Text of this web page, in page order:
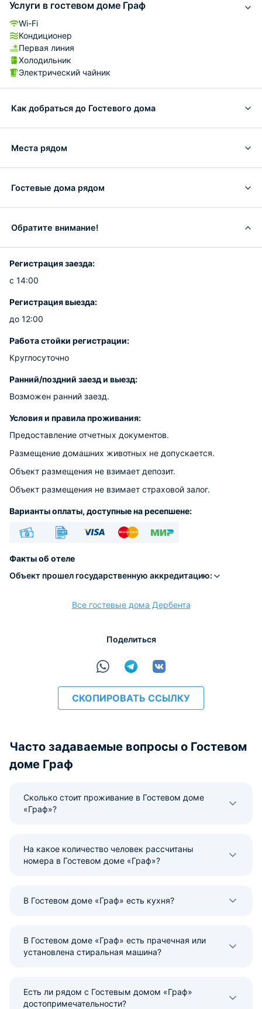
Услуги в гостевом доме Граф
Wi-Fi
Кондиционер
Первая линия
Холодильник
Электрический чайник
Как добраться до Гостевого дома
Места рядом
Гостевые дома рядом
Обратите внимание!
Регистрация заезда:
с 14:00
Регистрация выезда:
до 12:00
Работа стойки регистрации:
Круглосуточно
Ранний/поздний заезд и выезд:
Возможен ранний заезд.
Условия и правила проживания:
Предоставление отчетных документов.
Размещение домашних животных не допускается.
Объект размещения не взимает депозит.
Объект размещения не взимает страховой залог.
Варианты оплаты, доступные на ресепшене:
Факты об отеле
Объект прошел государственную аккредитацию:
Все гостевые дома Дербента
Поделиться
СКОПИРОВАТЬ ССЫЛКУ
Часто задаваемые вопросы о Гостевом
доме Граф
Сколько стоит проживание в Гостевом доме
«Граф»?
На какое количество человек рассчитаны
номера в Гостевом доме «Граф»?
В Гостевом доме «Граф» есть кухня?
В Гостевом доме «Граф» есть прачечная или
установлена стиральная машина?
Есть ли рядом с Гостевым домом «Граф»
достопримечательности?